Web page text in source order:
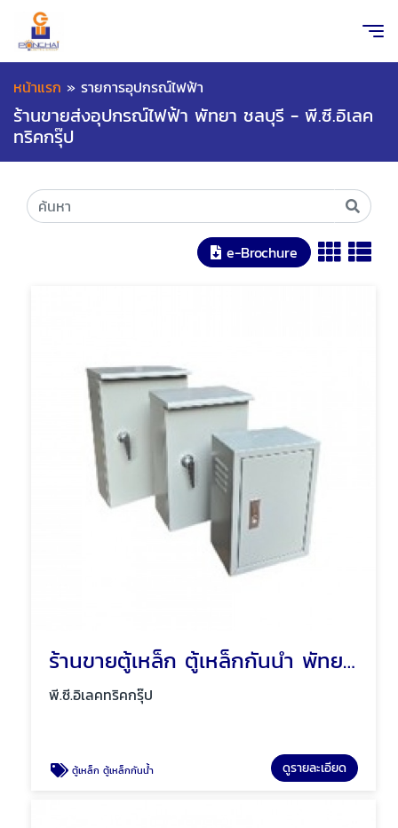
หน้าแรก » รายการอุปกรณ์ไฟฟ้า
ร้านขายส่งอุปกรณ์ไฟฟ้า พัทยา ชลบุรี - พี.ซี.อิเลค
ทริคกรุ๊ป
e-Brochure
ร้านขายตู้เหล็ก ตู้เหล็กกันน้ำ พัทยา ชลบุรี
พี.ซี.อิเลคทริคกรุ๊ป
ตู้เหล็ก ตู้เหล็กกันน้ำ ดูรายละเอียด